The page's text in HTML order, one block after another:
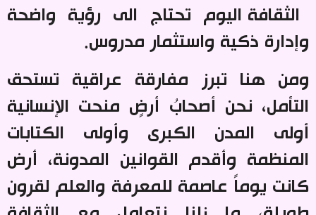
الثقافة اليوم تحتاج الى رؤية واضحة
وإدارة ذكية واستثمار مدروس.
ومن هنا تبرز مفارقة عراقية تستحق
التأمل، نحن أصحابُ أرضٍ منحت الإنسانية
أولى المدن الكبرى وأولى الكتابات
المنظمة وأقدم القوانين المدونة، أرض
كانت يوماً عاصمة للمعرفة والعلم لقرون